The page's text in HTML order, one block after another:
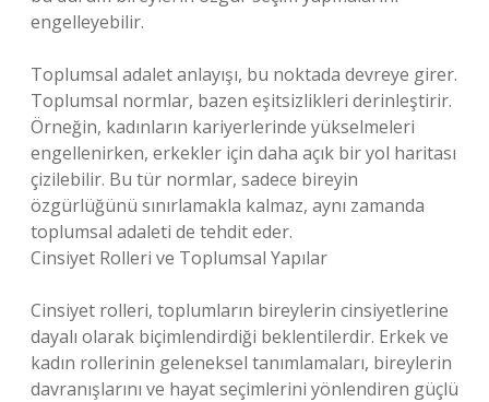
engelleyebilir.
Toplumsal adalet anlayışı, bu noktada devreye girer.
Toplumsal normlar, bazen eşitsizlikleri derinleştirir.
Örneğin, kadınların kariyerlerinde yükselmeleri
engellenirken, erkekler için daha açık bir yol haritası
çizilebilir. Bu tür normlar, sadece bireyin
özgürlüğünü sınırlamakla kalmaz, aynı zamanda
toplumsal adaleti de tehdit eder.
Cinsiyet Rolleri ve Toplumsal Yapılar
Cinsiyet rolleri, toplumların bireylerin cinsiyetlerine
dayalı olarak biçimlendirdiği beklentilerdir. Erkek ve
kadın rollerinin geleneksel tanımlamaları, bireylerin
davranışlarını ve hayat seçimlerini yönlendiren güçlü